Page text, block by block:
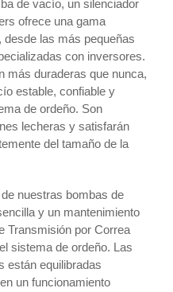
de vacío, un silenciador
ofrece una gama
las más pequeñas
con inversores.
más duraderas que nunca,
estable, confiable y
de ordeño. Son
lecheras y satisfarán
del tamaño de la
nuestras bombas de
y un mantenimiento
Transmisión por Correa
sistema de ordeño. Las
están equilibradas
un funcionamiento